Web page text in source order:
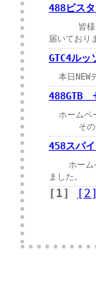
488ピス
皆様、い
届いており
GTC4ル
本日
488GTB
ホームペ
その・
458スパ
ホームペ
ました。
[1] [2]